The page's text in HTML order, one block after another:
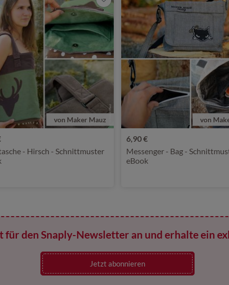
von Maker Mauz
- Hirsch - Schnittmuster
von
6,90 €
Messenger - Bag -
eBook
für den Snaply-Newsletter an und erhalte ein
Jetzt abonnieren